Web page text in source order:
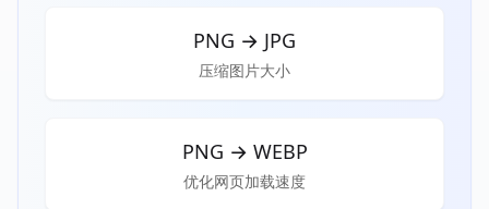
PNG → JPG
压缩图片大小
PNG → WEBP
优化网页加载速度